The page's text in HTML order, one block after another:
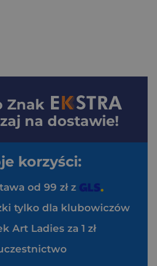
Znak
na dostawie!
korzyści:
od 99 zł z
tylko dla klubowiczów
Art Ladies za 1 zł